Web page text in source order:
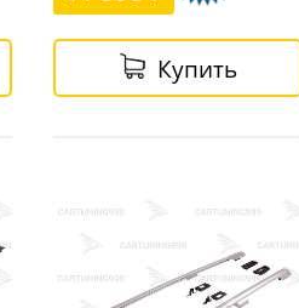
Купить